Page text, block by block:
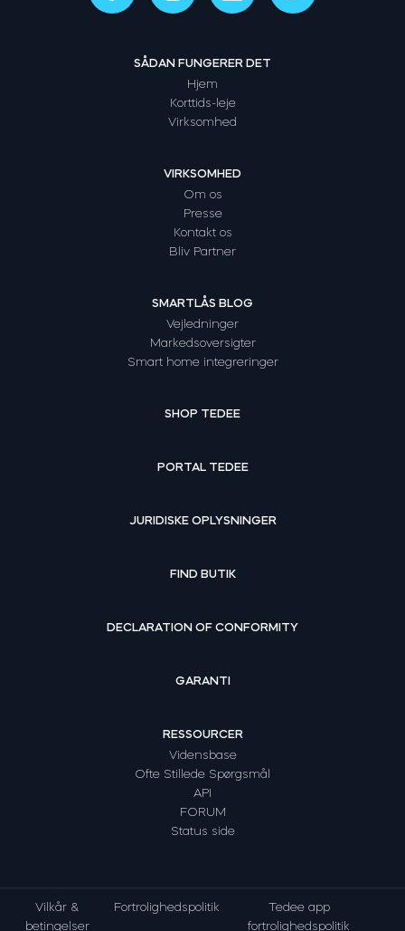
SÅDAN FUNGERER DET
Hjem
Korttids-leje
Virksomhed
VIRKSOMHED
Om os
Presse
Kontakt os
Bliv Partner
SMARTLÅS BLOG
Vejledninger
Markedsoversigter
Smart home integreringer
SHOP TEDEE
PORTAL TEDEE
JURIDISKE OPLYSNINGER
FIND BUTIK
DECLARATION OF CONFORMITY
GARANTI
RESSOURCER
Vidensbase
Ofte Stillede Spørgsmål
API
FORUM
Status side
Vilkår &
betingelser
Fortrolighedspolitik
Tedee app
fortrolighedspolitik